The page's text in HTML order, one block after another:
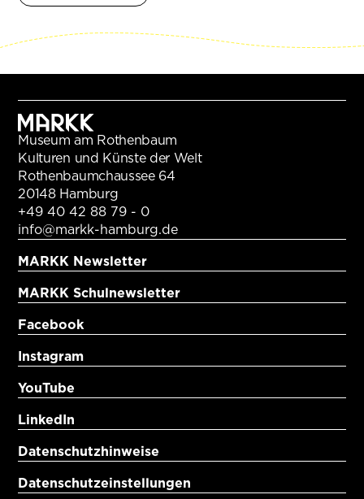
Museum am Rothenbaum
Kulturen und Künste der Welt
Rothenbaumchaussee 64
20148 Hamburg
+49 40 42 88 79 - 0
info@markk-hamburg.de
MARKK Newsletter
MARKK Schulnewsletter
Facebook
Instagram
YouTube
LinkedIn
Datenschutzhinweise
Datenschutzeinstellungen